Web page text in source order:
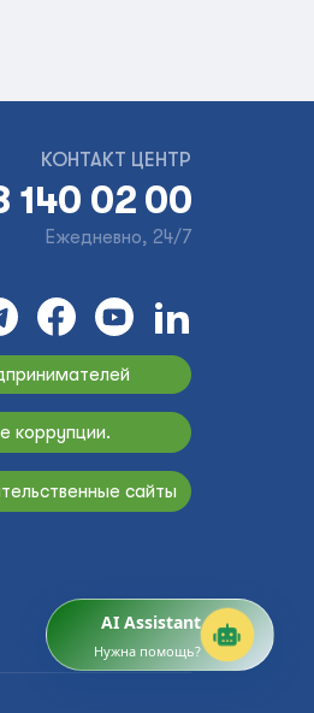
КОНТАКТ ЦЕНТР
140 02 00
Ежедневно, 24/7
коррупции.
сайты
AI Assistant
Нужна помощь?